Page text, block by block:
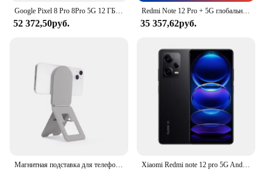
Google Pixel 8 Pro 8Pro 5G 12 ГБ ОЗУ 128 ГБ ПЗУ 6,7 дюйма LTPO OLED NFC Google Tensor G3 Восьмиядерный оригинальный мобильный телефон 8 pro
52 372,50руб.
Redmi Note 12 Pro + 5G глобальная версия Dimensity 1080 200MP OIS Camera 120Hz 6,67 "FHD + Flow 5000mAh б/у телефон
35 357,62руб.
Магнитная подставка для телефона для iPhone 15, 14, 13, 12, 11 Pro Max Plus, настольная магнитная складная подставка для телефона, держатель Magsafe для Apple Xiaomi Redmi note 12 pro 5G Android 6,67 дюйма ОЗУ 8 ГБ ПЗУ 256 ГБ Qualcomm Snapdragon 778G используемый телефон